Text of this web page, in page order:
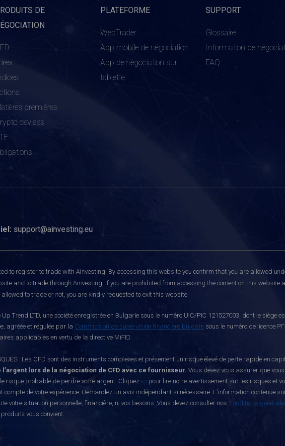
DE
premières
devises
PLATEFORME
WebTrader
App mobile de négociation
App de négociation sur
tablette
SUPPORT
Glossaire
Information de
FAQ
support@ainvesting.eu
to register to trade with Ainvesting. By accessing this website you confirm that you are allowed
and to trade through Ainvesting. If you are prohibited from accessing the content on this
to trade or not, you are kindly requested to exit this website.
Trend LTD, une société enregistrée en Bulgarie sous le numéro UIC/PIC 121527003, dont le siège
agréée et régulée par la Commission de supervision financière bulgare sous le numéro de licence
applicables en vertu de la directive MiFID.
: Les CFD sont des instruments complexes et présentent un risque élevé de perte rapide en
lors de la négociation de CFD avec ce fournisseur. Vous devez vous assurer que
risque probable de perdre votre argent. Cliquez ici pour lire notre avertissement sur les risques et
de votre expérience. Demandez un avis indépendant si nécessaire. L'information contenue
votre situation personnelle, financière, ni vos besoins. Vous devez consulter nos Conditions
vous convient.